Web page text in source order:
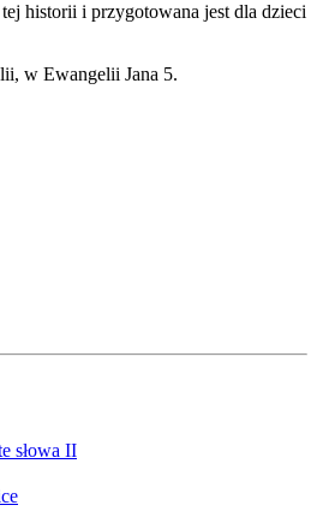
historii i przygotowana jest dla dzieci
w Ewangelii Jana 5.
słowa II